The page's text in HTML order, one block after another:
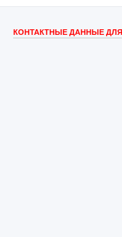
КОНТАКТНЫЕ ДАННЫЕ